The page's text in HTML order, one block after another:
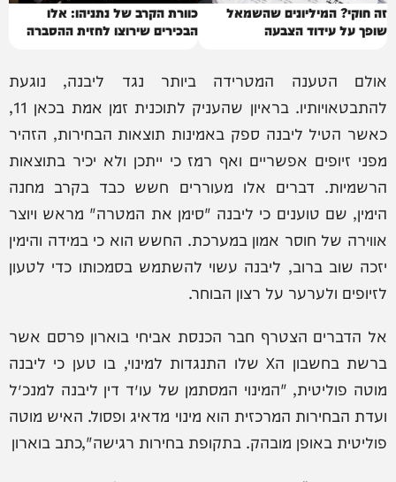
זה חוקי? המיליונים שהשמאל
שופך על עידוד הצבעה
כוורת הקרב של נתניהו: אלו
הבכירים שירוצו לחזית ההסברה
אולם הטענה המטרידה ביותר נגד ליבנה, נוגעת
להתבטאויותיו. בראיון שהעניק לתוכנית זמן אמת בכאן 11,
כאשר הטיל ליבנה ספק באמינות תוצאות הבחירות, הזהיר
מפני זיופים אפשריים ואף רמז כי ייתכן ולא יכיר בתוצאות
הרשמיות. דברים אלו מעוררים חשש כבד בקרב מחנה
הימין, שם טוענים כי ליבנה "סימן את המטרה" מראש ויוצר
אווירה של חוסר אמון במערכת. החשש הוא כי במידה והימין
יזכה שוב ברוב, ליבנה עשוי להשתמש בסמכותו כדי לטעון
לזיופים ולערער על רצון הבוחר.
אל הדברים הצטרף חבר הכנסת אביחי בוארון פרסם אשר
ברשת בחשבון הX שלו התנגדות למינוי, בו טען כי ליבנה
מוטה פוליטית, "המינוי המסתמן של עו״ד דין ליבנה למנכ״ל
ועדת הבחירות המרכזית הוא מינוי מדאיג ופסול. האיש מוטה
פוליטית באופן מובהק. בתקופת בחירות רגישה",כתב בוארון